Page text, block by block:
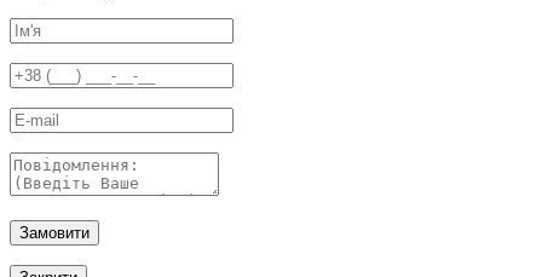
Замовити